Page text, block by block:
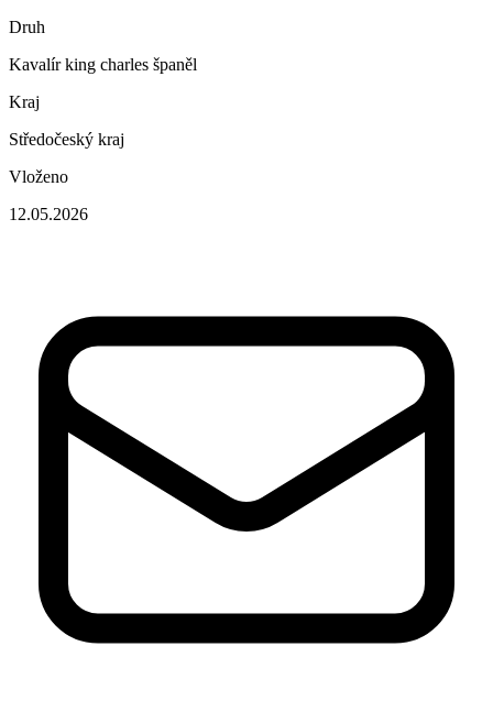
Druh
Kavalír king charles španěl
Kraj
Středočeský kraj
Vloženo
12.05.2026